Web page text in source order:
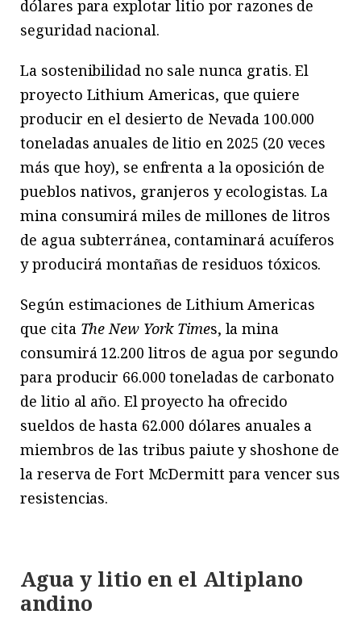
dólares para explotar litio por razones de
seguridad nacional.
La sostenibilidad no sale nunca gratis. El
proyecto Lithium Americas, que quiere
producir en el desierto de Nevada 100.000
toneladas anuales de litio en 2025 (20 veces
más que hoy), se enfrenta a la oposición de
pueblos nativos, granjeros y ecologistas. La
mina consumirá miles de millones de litros
de agua subterránea, contaminará acuíferos
y producirá montañas de residuos tóxicos.
Según estimaciones de Lithium Americas
que cita The New York Times, la mina
consumirá 12.200 litros de agua por segundo
para producir 66.000 toneladas de carbonato
de litio al año. El proyecto ha ofrecido
sueldos de hasta 62.000 dólares anuales a
miembros de las tribus paiute y shoshone de
la reserva de Fort McDermitt para vencer sus
resistencias.
Agua y litio en el Altiplano
andino